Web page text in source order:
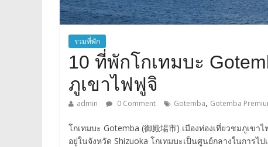
รวมที่พัก
10 ที่พักโกเทมบะ
ภูเขาไฟฟูจิ
admin 0 Comment Gotemba, Gotemba
โกเทมบะ Gotemba (御殿場市) เมืองท่องเที่ยวชมภูเข
อยู่ในจังหวัด Shizuoka โกเทมบะเป็นศูนย์กลางในการไ